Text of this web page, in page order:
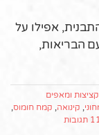
אפילו על
הבריאות,
קציצות ומאפים
, קינואה, קמח חומוס,
תגובות